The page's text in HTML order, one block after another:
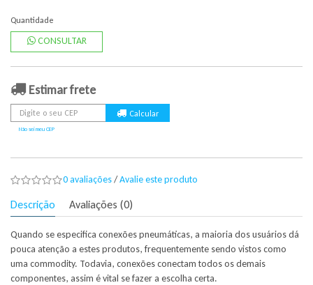
Quantidade
CONSULTAR
Estimar frete
Não sei meu CEP
0 avaliações/Avalie este produto
Descrição Avaliações (0)
Quando se especifica conexões pneumáticas, a maioria dos usuários dá
pouca atenção a estes produtos, frequentemente sendo vistos como
uma commodity. Todavia, conexões conectam todos os demais
componentes, assim é vital se fazer a escolha certa.